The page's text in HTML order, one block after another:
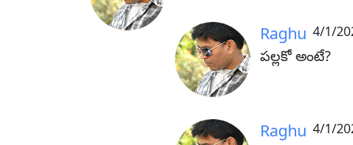
Raghu 4/1/
పల్లకో అంటే?
Raghu 4/1/